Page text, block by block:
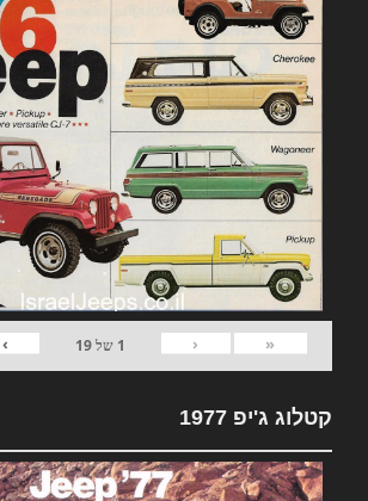
«
‹
1 של19
›
קטלוג ג'יפ 1977